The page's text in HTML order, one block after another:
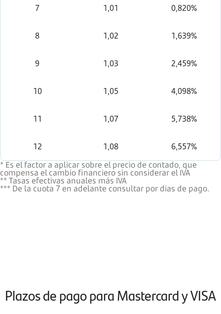
7 1,01 0,820%
8 1,02 1,639%
9 1,03 2,459%
10 1,05 4,098%
11 1,07 5,738%
12 1,08
6,557%
* Es el factor a aplicar sobre el precio de contado, que
compensa el cambio financiero sin considerar el IVA
** Tasas efectivas anuales más IVA
*** De la cuota 7 en adelante consultar por días de pago.
Plazos de pago para Mastercard y VISA